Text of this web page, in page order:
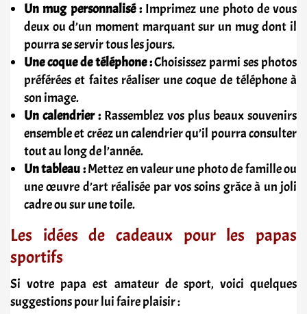
Un mug personnalisé :Imprimez une photo de vous
deux ou d’un moment marquant sur un mug dont il
pourra se servir tous les jours.
Une coque de téléphone :Choisissez parmi ses photos
préférées et faites réaliser une coque de téléphone à
son image.
Un calendrier : Rassemblez vos plus beaux souvenirs
ensemble et créez un calendrier qu’il pourra consulter
tout au long de l’année.
Un tableau :Mettez en valeur une photo de famille ou
une œuvre d’art réalisée par vos soins grâce à un joli
cadre ou sur une toile.
Les idées de cadeaux pour les papas
sportifs
Si votre papa est amateur de sport, voici quelques
suggestions pour lui faire plaisir :